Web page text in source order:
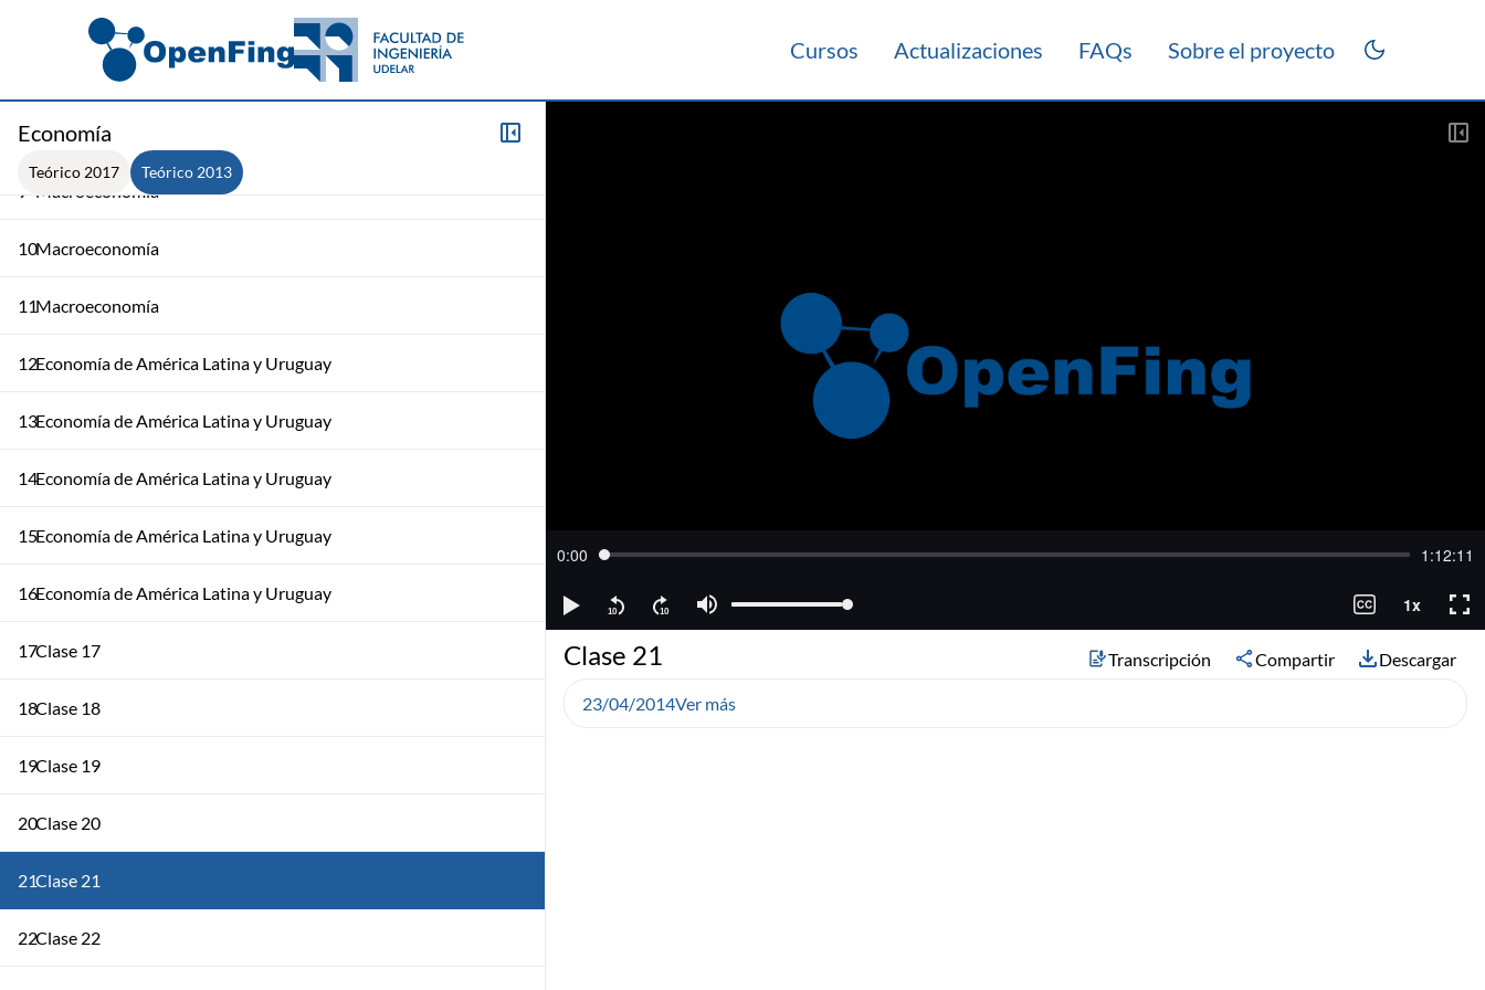
Cursos Actualizaciones FAQs Sobre el proyecto
Economía
Teórico 2017 Teórico 2013
Macroeconomía
Macroeconomía
8 Macroeconomía
9 Macroeconomía
10Macroeconomía
11Macroeconomía
12Economía de América Latina y Uruguay
13Economía de América Latina y Uruguay
14Economía de América Latina y Uruguay
15Economía de América Latina y Uruguay
16Economía de América Latina y Uruguay
17Clase 17
18Clase 18
19Clase 19
20Clase 20
21Clase 21
22Clase 22
Clase 21 Transcripción Compartir Descargar
23/04/2014Ver más